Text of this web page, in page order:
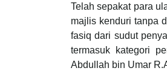
Telah sepakat para
majlis kenduri tanpa
fasiq dari sudut
termasuk kategori
Abdullah bin Umar